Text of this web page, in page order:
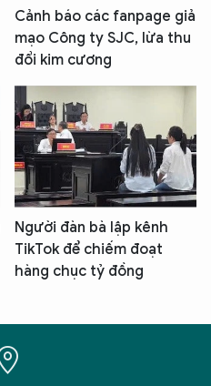
Cảnh báo các fanpage giả
mạo Công ty SJC, lừa thu
đổi kim cương
Người đàn bà lập kênh
TikTok để chiếm đoạt
hàng chục tỷ đồng